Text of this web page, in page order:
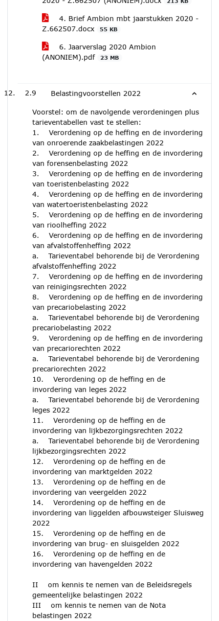
4. Brief Ambion mbt jaarstukken 2020 -
Z.662507.docx
55 KB
6. Jaarverslag 2020 Ambion
(ANONIEM).pdf
23 MB
2.9 Belastingvoorstellen 2022
Voorstel: om de navolgende verordeningen plus
tarieventabellen vast te stellen:
1. Verordening op de heffing en de invordering
van onroerende zaakbelastingen 2022
2. Verordening op de heffing en de invordering
van forensenbelasting 2022
3. Verordening op de heffing en de invordering
van toeristenbelasting 2022
4. Verordening op de heffing en de invordering
van watertoeristenbelasting 2022
5. Verordening op de heffing en de invordering
van rioolheffing 2022
6. Verordening op de heffing en de invordering
van afvalstoffenheffing 2022
a. Tarieventabel behorende bij de Verordening
afvalstoffenheffing 2022
7. Verordening op de heffing en de invordering
van reinigingsrechten 2022
8. Verordening op de heffing en de invordering
van precariobelasting 2022
a. Tarieventabel behorende bij de Verordening
precariobelasting 2022
9. Verordening op de heffing en de invordering
van precariorechten 2022
a. Tarieventabel behorende bij de Verordening
precariorechten 2022
10. Verordening op de heffing en de
invordering van leges 2022
a. Tarieventabel behorende bij de Verordening
leges 2022
11. Verordening op de heffing en de
invordering van lijkbezorgingsrechten 2022
a. Tarieventabel behorende bij de Verordening
lijkbezorgingsrechten 2022
12. Verordening op de heffing en de
invordering van marktgelden 2022
13. Verordening op de heffing en de
invordering van veergelden 2022
14. Verordening op de heffing en de
invordering van liggelden afbouwsteiger Sluisweg
2022
15. Verordening op de heffing en de
invordering van brug- en sluisgelden 2022
16. Verordening op de heffing en de
invordering van havengelden 2022
II om kennis te nemen van de Beleidsregels
gemeentelijke belastingen 2022
III om kennis te nemen van de Nota
belastingen 2022